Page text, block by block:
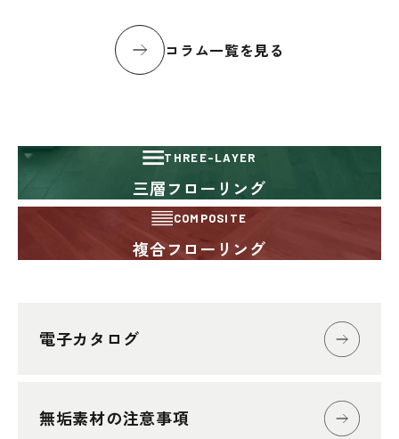
コラム一覧を見る
THREE-LAYER
三層フローリング
COMPOSITE
複合フローリング
電子カタログ
無垢素材の注意事項